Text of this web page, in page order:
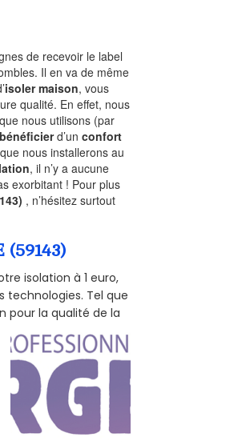
de recevoir le label
Il en va de même
isoler maison, vous
qualité. En effet, nous
nous utilisons (par
bénéficierd’unconfort
nous installerons au
, il n’y a aucune
exorbitant ! Pour plus
, n’hésitez surtout
(59143)
isolation à 1 euro,
technologies. Tel que
pour la qualité de la